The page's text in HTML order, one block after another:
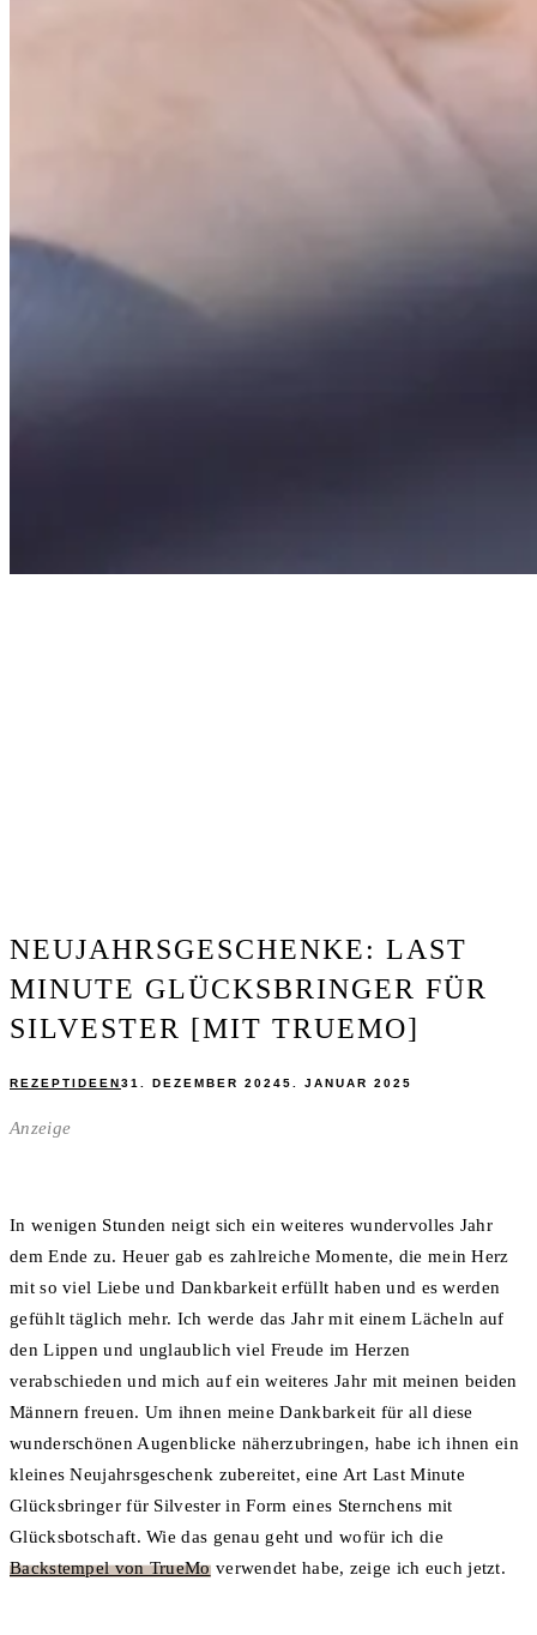
NEUJAHRSGESCHENKE: LAST
MINUTE GLÜCKSBRINGER FÜR
SILVESTER [MIT TRUEMO]
REZEPTIDEEN31. DEZEMBER 20245. JANUAR 2025
Anzeige
In wenigen Stunden neigt sich ein weiteres wundervolles Jahr
dem Ende zu. Heuer gab es zahlreiche Momente, die mein Herz
mit so viel Liebe und Dankbarkeit erfüllt haben und es werden
gefühlt täglich mehr. Ich werde das Jahr mit einem Lächeln auf
den Lippen und unglaublich viel Freude im Herzen
verabschieden und mich auf ein weiteres Jahr mit meinen beiden
Männern freuen. Um ihnen meine Dankbarkeit für all diese
wunderschönen Augenblicke näherzubringen, habe ich ihnen ein
kleines Neujahrsgeschenk zubereitet, eine Art Last Minute
Glücksbringer für Silvester in Form eines Sternchens mit
Glücksbotschaft. Wie das genau geht und wofür ich die
Backstempel von TrueMoverwendet habe, zeige ich euch jetzt.